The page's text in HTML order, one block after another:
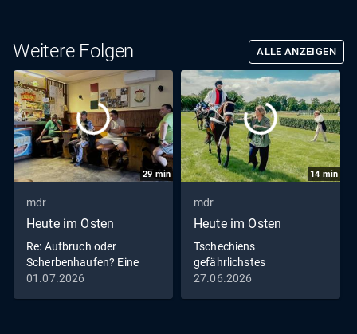
Geheimnis des Goldes diesmal näher kommen?
Weitere Folgen ALLE ANZEIGEN
29 min
mdr
Heute im Osten
Re: Aufbruch oder
Scherbenhaufen? Eine
Familie in Ungarn
01.07.2026
14 min
mdr
Heute im Osten
Tschechiens
gefährlichstes
Pferderennen
27.06.2026